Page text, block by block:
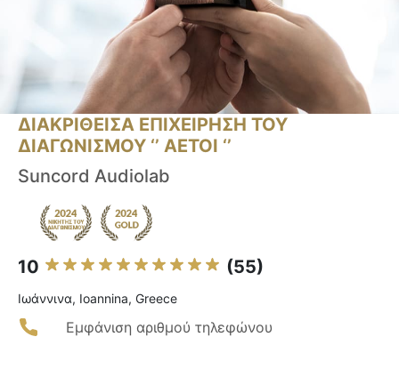
ΔΙΑΚΡΙΘΕΙΣΑ ΕΠΙΧΕΙΡΗΣΗ ΤΟΥ
ΔΙΑΓΩΝΙΣΜΟΥ ‘’ ΑΕΤΟΙ ‘’
Suncord Audiolab
10 (55)
Ιωάννινα, Ioannina, Greece
Εμφάνιση αριθμού τηλεφώνου